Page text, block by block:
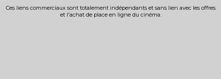
Ces liens commerciaux sont totalement indépendants et sans lien avec les offres
et l'achat de place en ligne du cinéma.